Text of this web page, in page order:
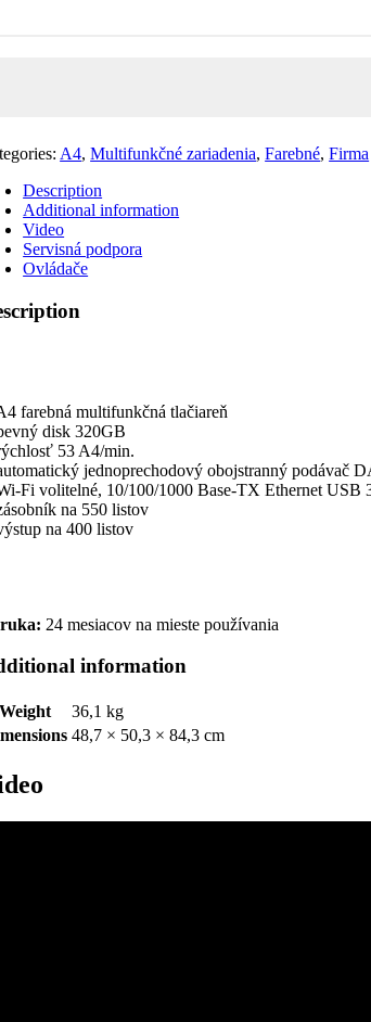
A4,Multifunkčné zariadenia,Farebné,Firma
Description
Additional information
Video
Servisná podpora
Ovládače
farebná multifunkčná tlačiareň
disk 320GB
53 A4/min.
jednoprechodový obojstranný podávač
Fi volitelné, 10/100/1000 Base-TX Ethernet USB
na 550 listov
na 400 listov
24 mesiacov na mieste používania
information
Weight
36,1 kg
48,7 × 50,3 × 84,3 cm